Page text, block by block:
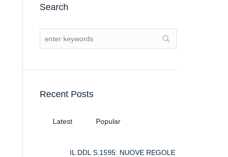
Search
Recent Posts
Latest Popular
IL DDL S.1595: NUOVE REGOLE